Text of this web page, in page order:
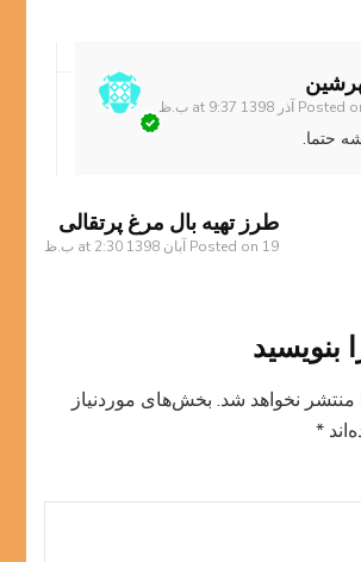
Posted
حتما.
طرز تهیه بال مرغ پرتقالی
Posted on 19 آبان 1398 at 2:30 ب.ظ
بنویسید
منتشر نخواهد شد. بخش‌های موردنیاز
*